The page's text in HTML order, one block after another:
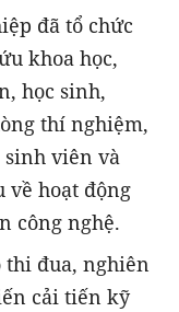
đã tổ chức
khoa học,
học sinh,
thí nghiệm,
sinh viên và
hoạt động
công nghệ.
thi đua, nghiên
cải tiến kỹ